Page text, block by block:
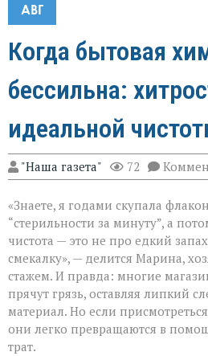
АВГ
Когда бытовая
бессильна:
идеальной
"Наша газета" 72
«Знаете, я годами скупала
“стерильности за минуту”, а
чистота — это не про едкий
смекалку», — делится Марина,
стажем. И правда: многие
прячут грязь, оставляя липкий
материал. Но если
они легко превращаются в
трат.